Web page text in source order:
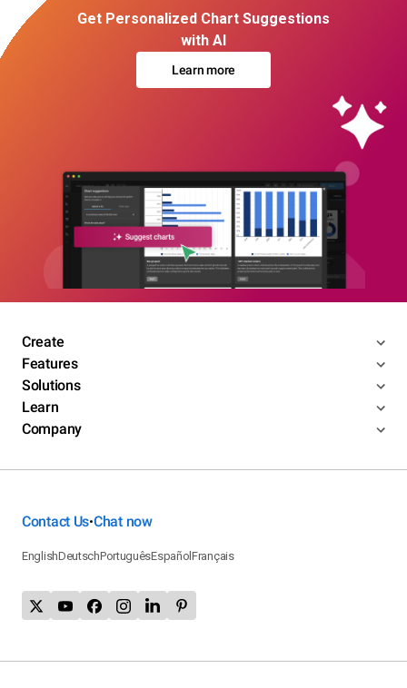
Get Personalized Chart Suggestions
with AI
Learn more
Create
Features
Solutions
Learn
Company
Contact Us•Chat now
EnglishDeutschPortuguêsEspañolFrançais